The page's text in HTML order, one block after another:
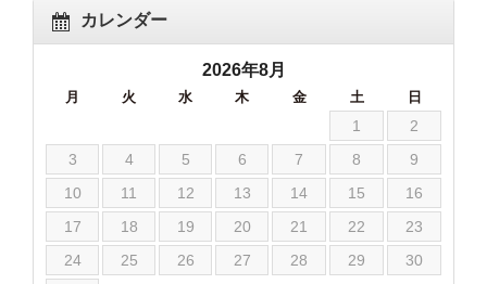
カレンダー
2026年8月
月 火 水 木 金 土 日
1
2
3
4 5 6 7 8
9
10
11 12 13 14 15
16
17
18 19 20 21 22
23
24
25 26 27 28 29
30